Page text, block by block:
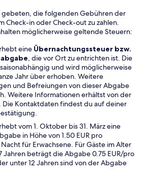
gebeten, die folgenden Gebühren der
Check-in oder Check-out zu zahlen.
möglicherweise geltende Steuern:
eine Übernachtungssteuer bzw.
, die vor Ort zu entrichten ist. Die
und wird möglicherweise
Jahr über erhoben. Weitere
und Befreiungen von dieser Abgabe
Weitere Informationen erhältst von der
Kontaktdaten findest du auf deiner
vom 1. Oktober bis 31. März eine
in Höhe von 1.50 EUR pro
für Erwachsene. Für Gäste im Alter
Jahren beträgt die Abgabe 0.75 EUR/pro
unter 12 Jahren sind von der Abgabe